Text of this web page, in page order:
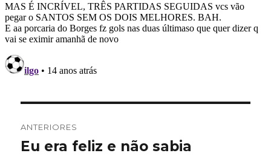
de
ANTERIORES
Post
Eu era feliz e não sabia